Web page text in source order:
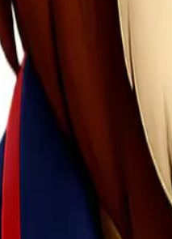
layanan door to door
, yaitu
harus ke kantor ekspedisi.